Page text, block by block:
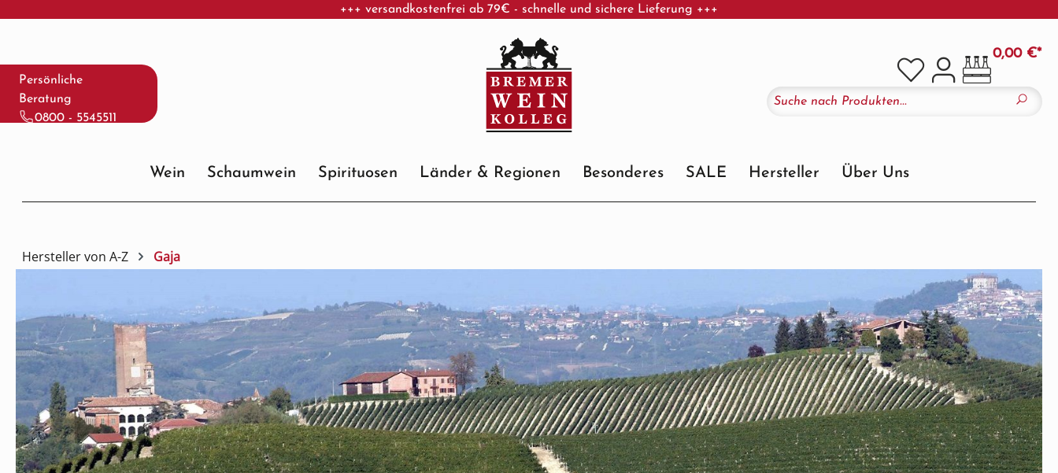
Hauptinhalt springen
Zur Suche springen
Zur Hauptnavigation springen
Persönliche
Beratung
0800 - 5545511
+++ versandkostenfrei ab 79€ - schnelle und sichere Lieferung +++
0,00 €*
Wein Schaumwein Spirituosen Länder & Regionen Besonderes SALE Hersteller Über Uns
Hersteller von A-Z Gaja